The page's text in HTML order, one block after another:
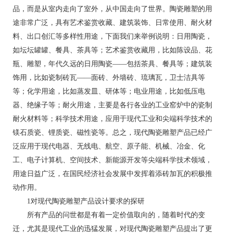
品，而是从室内走向了室外，从中国走向了世界。陶瓷雕塑的用
途非常广泛，具有艺术鉴赏收藏、建筑装饰、日常使用、耐火材
料、出口创汇等多样性用途，下面我们来举例说明：日用陶瓷，
如坛坛罐罐、餐具、茶具等；艺术鉴赏收藏用，比如陈设品、花
瓶、雕塑，年代久远的日用陶瓷——包括茶具、餐具等；建筑装
饰用，比如瓷制砖瓦——面砖、外墙砖、琉璃瓦，卫士洁具等
等；化学用途，比如蒸发皿、研体等；电业用途，比如低压电
器、绝缘子等；耐火用途，主要是各行各业的工业窑炉中的瓷制
耐火材料等；科学技术用途，应用于现代工业和尖端科学技术的
镁石质瓷、锂质瓷、磁性瓷等。总之，现代陶瓷雕塑产品已经广
泛应用于现代电器、无线电、航空、原子能、机械、冶金、化
工、电子计算机、空间技术、新能源开发等尖端科学技术领域，
用途日益广泛，在国民经济社会发展中发挥着添砖加瓦的积极推
动作用。
1对现代陶瓷雕塑产品设计要求的探研
所有产品的问世都是有着一定价值取向的，随着时代的变
迁，尤其是现代工业的迅猛发展，对现代陶瓷雕塑产品提出了更